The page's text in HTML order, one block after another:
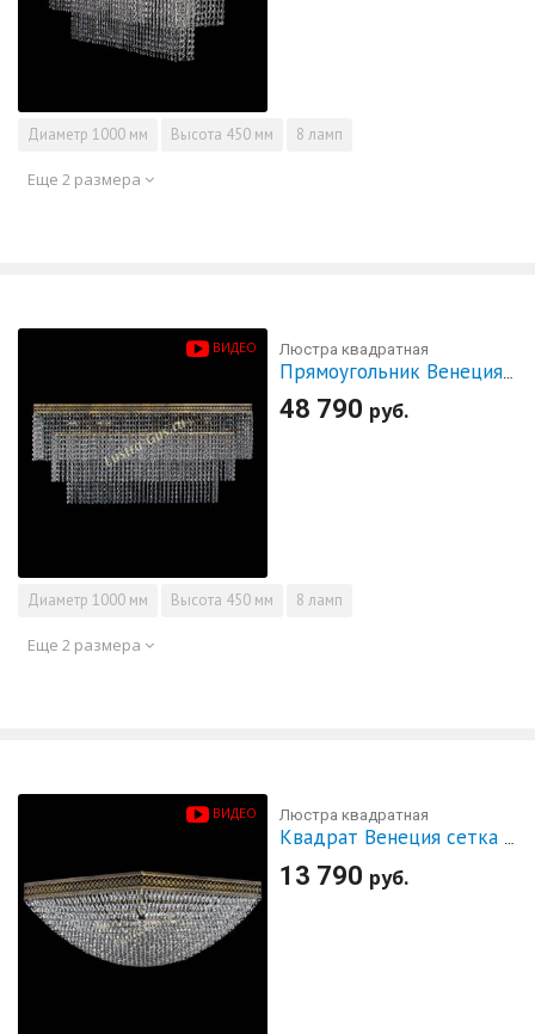
Диаметр 1000 мм Высота 450 мм 8 ламп
Еще 2 размера
ВИДЕО Люстра квадратная
Прямоугольник Венеция №8 под бронзу
48 790 руб.
Диаметр 1000 мм Высота 450 мм 8 ламп
Еще 2 размера
ВИДЕО Люстра квадратная
Квадрат Венеция сетка №3 под бронзу
13 790 руб.